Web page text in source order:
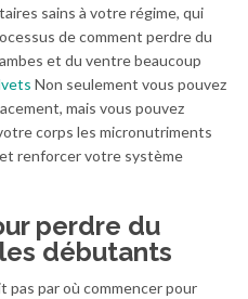
sains à votre régime, qui
de comment perdre du
et du ventre beaucoup
Non seulement vous pouvez
mais vous pouvez
corps les micronutriments
renforcer votre système
perdre du
débutants
pas par où commencer pour